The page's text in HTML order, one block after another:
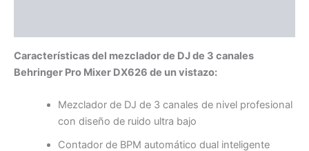
Características del mezclador de DJ de 3 canales
Behringer Pro Mixer DX626 de un vistazo:
Mezclador de DJ de 3 canales de nivel profesional
con diseño de ruido ultra bajo
Contador de BPM automático dual inteligente